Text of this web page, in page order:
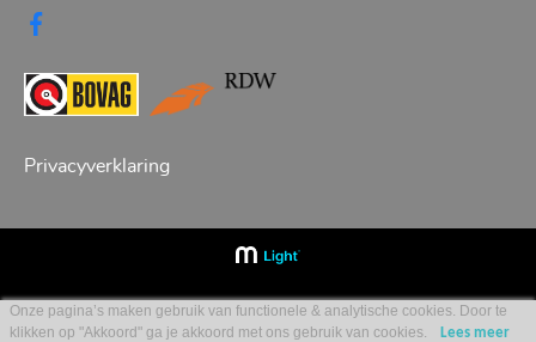
Privacyverklaring
Onze pagina’s maken gebruik van functionele & analytische cookies. Door te
klikken op "Akkoord" ga je akkoord met ons gebruik van cookies.
Lees meer